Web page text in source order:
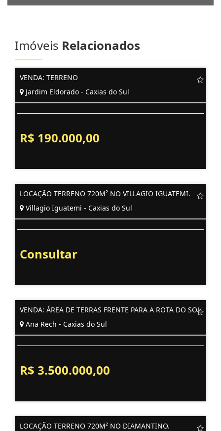
Imóveis Relacionados
VENDA: TERRENO
Jardim Eldorado - Caxias do Sul
R$ 190.000,00
LOCAÇÃO TERRENO 720M² NO VILLAGIO IGUATEMI.
Villagio Iguatemi - Caxias do Sul
Consultar
VENDA: ÁREA DE TERRAS FRENTE PARA A ROTA DO SOL
Ana Rech - Caxias do Sul
R$ 3.500.000,00
LOCAÇÃO TERRENO 720M² NO DIAMANTINO.